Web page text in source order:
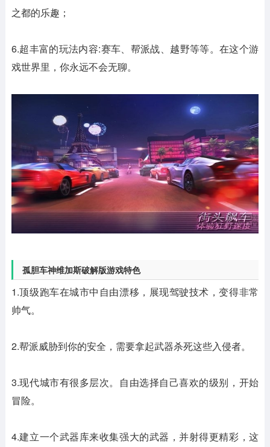
之都的乐趣；
6.超丰富的玩法内容:赛车、帮派战、越野等等。在这个游
戏世界里，你永远不会无聊。
孤胆车神维加斯破解版游戏特色
1.顶级跑车在城市中自由漂移，展现驾驶技术，变得非常
帅气。
2.帮派威胁到你的安全，需要拿起武器杀死这些入侵者。
3.现代城市有很多层次。自由选择自己喜欢的级别，开始
冒险。
4.建立一个武器库来收集强大的武器，并射得更精彩，这